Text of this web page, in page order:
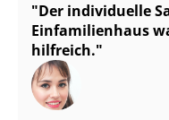
Der individuelle
Einfamilienhaus
hilfreich.